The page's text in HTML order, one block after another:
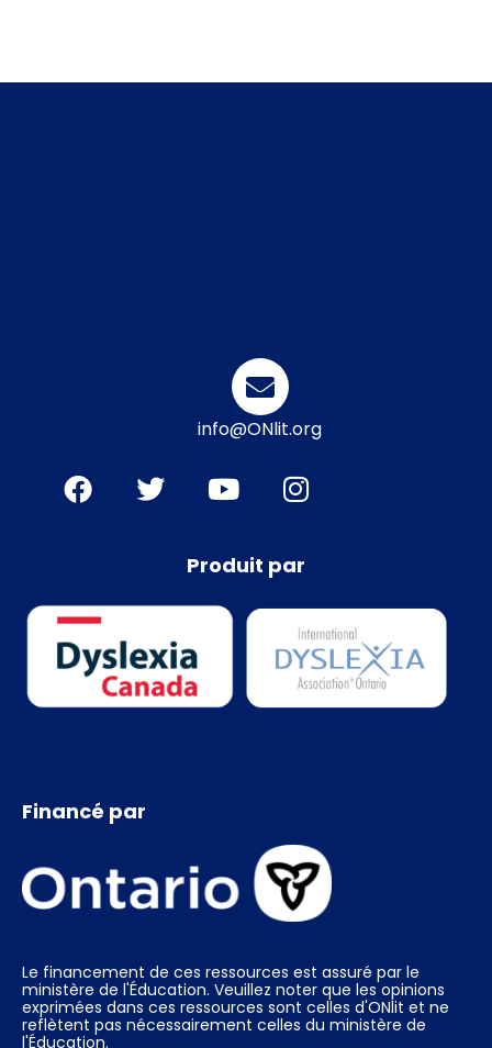
info@ONlit.org
Produit par
Financé par
Le financement de ces ressources est assuré par le
ministère de l'Éducation. Veuillez noter que les opinions
exprimées dans ces ressources sont celles d'ONlit et ne
reflètent pas nécessairement celles du ministère de
l'Éducation.